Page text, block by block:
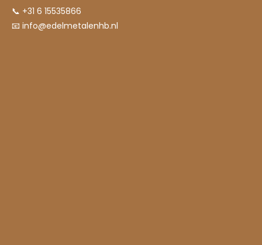
📞 +31 6 15535866
📧 info@edelmetalenhb.nl